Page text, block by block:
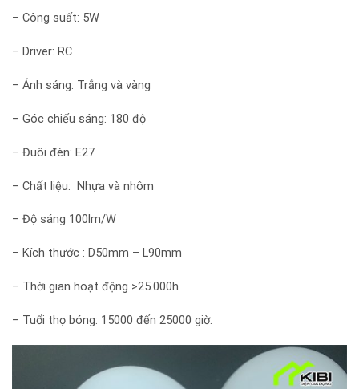
– Công suất: 5W
– Driver: RC
– Ánh sáng: Trắng và vàng
– Góc chiếu sáng: 180 độ
– Đuôi đèn: E27
– Chất liệu: Nhựa và nhôm
– Độ sáng 100lm/W
– Kích thước : D50mm – L90mm
– Thời gian hoạt động >25.000h
– Tuổi thọ bóng: 15000 đến 25000 giờ.